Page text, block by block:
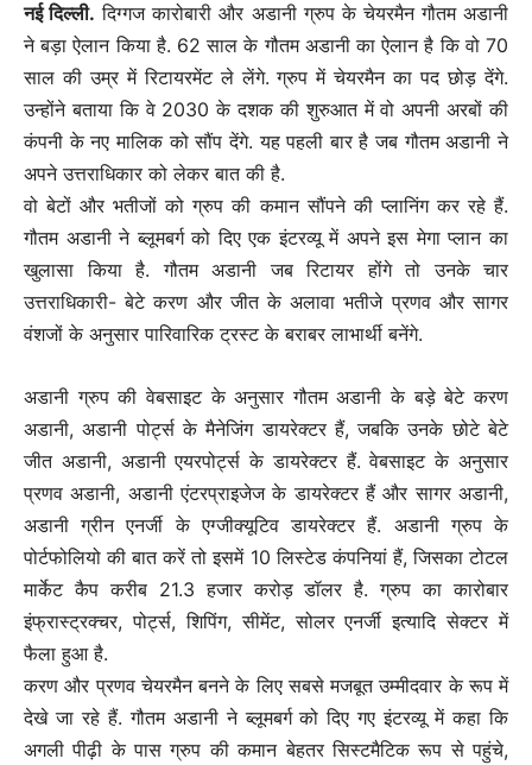
नई दिल्‍ली. दिग्गज कारोबारी और अडानी ग्रुप के चेयरमैन गौतम अडानी
ने बड़ा ऐलान किया है. 62 साल के गौतम अडानी का ऐलान है कि वो 70
साल की उम्र में रिटायरमेंट ले लेंगे. ग्रुप में चेयरमैन का पद छोड़ देंगे.
उन्होंने बताया कि वे 2030 के दशक की शुरुआत में वो अपनी अरबों की
कंपनी के नए मालिक को सौंप देंगे. यह पहली बार है जब गौतम अडानी ने
अपने उत्तराधिकार को लेकर बात की है.
वो बेटों और भतीजों को ग्रुप की कमान सौंपने की प्लानिंग कर रहे हैं.
गौतम अडानी ने ब्लूमबर्ग को दिए एक इंटरव्यू में अपने इस मेगा प्लान का
खुलासा किया है. गौतम अडानी जब रिटायर होंगे तो उनके चार
उत्तराधिकारी- बेटे करण और जीत के अलावा भतीजे प्रणव और सागर
वंशजों के अनुसार पारिवारिक ट्रस्ट के बराबर लाभार्थी बनेंगे.
अडानी ग्रुप की वेबसाइट के अनुसार गौतम अडानी के बड़े बेटे करण
अडानी, अडानी पोर्ट्स के मैनेजिंग डायरेक्टर हैं, जबकि उनके छोटे बेटे
जीत अडानी, अडानी एयरपोर्ट्स के डायरेक्टर हैं. वेबसाइट के अनुसार
प्रणव अडानी, अडानी एंटरप्राइजेज के डायरेक्टर हैं और सागर अडानी,
अडानी ग्रीन एनर्जी के एग्जीक्यूटिव डायरेक्टर हैं. अडानी ग्रुप के
पोर्टफोलियो की बात करें तो इसमें 10 लिस्टेड कंपनियां हैं, जिसका टोटल
मार्केट कैप करीब 21.3 हजार करोड़ डॉलर है. ग्रुप का कारोबार
इंफ्रास्ट्रक्चर, पोर्ट्स, शिपिंग, सीमेंट, सोलर एनर्जी इत्यादि सेक्टर में
फैला हुआ है.
करण और प्रणव चेयरमैन बनने के लिए सबसे मजबूत उम्मीदवार के रूप में
देखे जा रहे हैं. गौतम अडानी ने ब्लूमबर्ग को दिए गए इंटरव्यू में कहा कि
अगली पीढ़ी के पास ग्रुप की कमान बेहतर सिस्टमैटिक रूप से पहुंचे,